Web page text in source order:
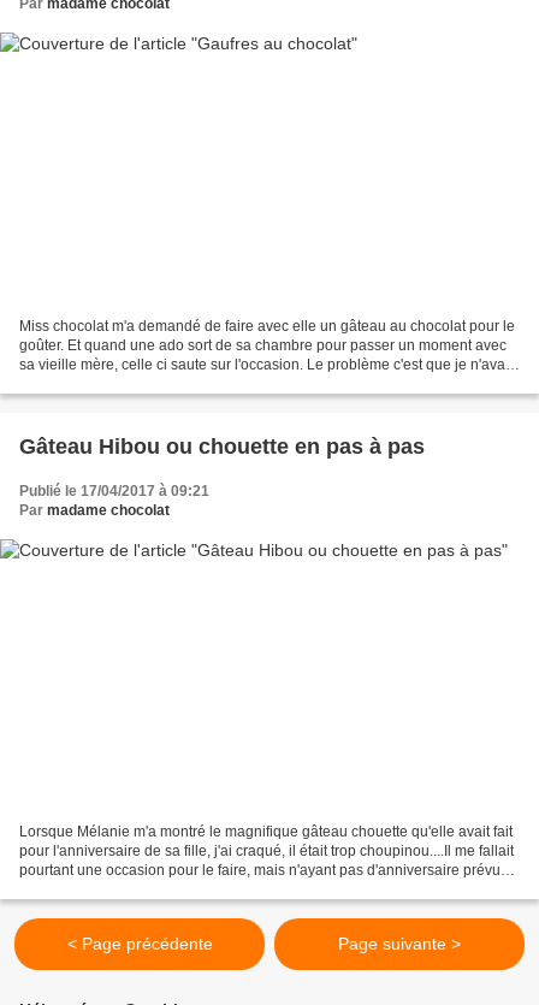
Par madame chocolat
Miss chocolat m'a demandé de faire avec elle un gâteau au chocolat pour le
goûter. Et quand une ado sort de sa chambre pour passer un moment avec
sa vieille mère, celle ci saute sur l'occasion. Le problème c'est que je n'avais
Gâteau Hibou ou chouette en pas à pas
Publié le 17/04/2017 à 09:21
Par madame chocolat
Lorsque Mélanie m'a montré le magnifique gâteau chouette qu'elle avait fait
pour l'anniversaire de sa fille, j'ai craqué, il était trop choupinou....Il me fallait
pourtant une occasion pour le faire, mais n'ayant pas d'anniversaire prévu
< Page précédente Page suivante >